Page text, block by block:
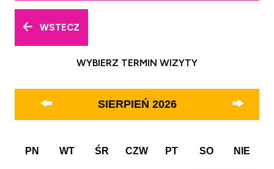
WSTECZ
WYBIERZ TERMIN WIZYTY
SIERPIEŃ 2026
PN WT ŚR CZW PT SO NIE